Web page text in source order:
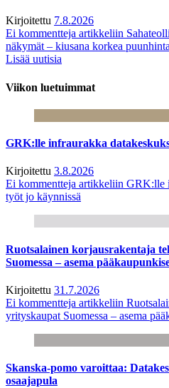
Kirjoitettu 7.8.2026
Ei kommentteja artikkeliin
näkymät – kiusana korkea
Lisää uutisia
Viikon luetuimmat
GRK:lle infraurakka
Kirjoitettu 3.8.2026
Ei kommentteja artikkeliin GRK:lle
työt jo käynnissä
Ruotsalainen korjausrakentaja
Suomessa – asema
Kirjoitettu 31.7.2026
Ei kommentteja artikkeliin
yrityskaupat Suomessa – asema
Skanska-pomo varoittaa:
osaajapula